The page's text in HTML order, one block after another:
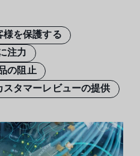
様を保護する
注力
の阻止
タマーレビューの提供